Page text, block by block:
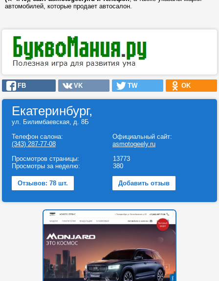
автомобилей, которые продает автосалон.
FB VK TW OK
Екатеринбург,
ул. Билимбаевская, д. 8Б
Телефон салона:
(343) 287-77-08
Официальный сайт:
asmotogeely.ru
Просмотров страницы:
Просмотры за неделю:
13773
380
Отзывов: 78 шт. Добавить отзыв